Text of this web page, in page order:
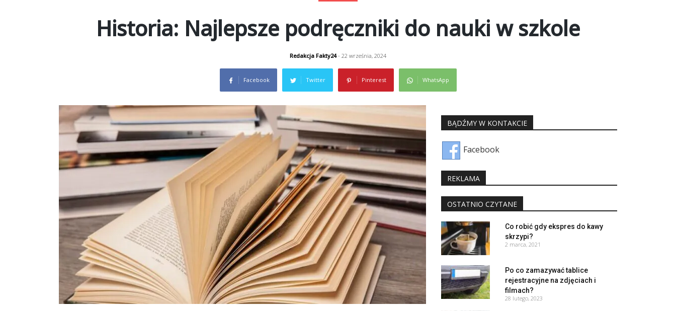
Historia: Najlepsze podręczniki do nauki w szkole
Redakcja Fakty24- 22 września, 2024
Facebook Twitter Pinterest WhatsApp
BĄDŹMY W KONTAKCIE
Facebook
REKLAMA
OSTATNIO CZYTANE
Co robić gdy ekspres do kawy
skrzypi?
2 marca, 2021
Po co zamazywać tablice
rejestracyjne na zdjęciach i
filmach?
28 lutego, 2023